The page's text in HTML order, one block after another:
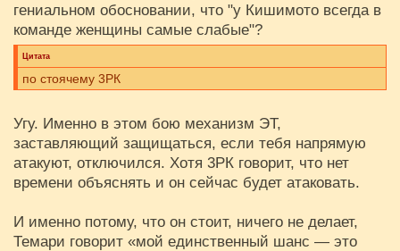
гениальном обосновании, что "у Кишимото всегда в
команде женщины самые слабые"?
Цитата
по стоячему 3РК
Угу. Именно в этом бою механизм ЭТ,
заставляющий защищаться, если тебя напрямую
атакуют, отключился. Хотя 3РК говорит, что нет
времени объяснять и он сейчас будет атаковать.
И именно потому, что он стоит, ничего не делает,
Темари говорит «мой единственный шанс — это